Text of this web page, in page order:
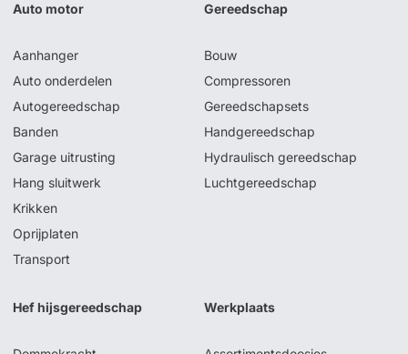
Auto motor
Aanhanger
Auto onderdelen
Autogereedschap
Banden
Garage uitrusting
Hang sluitwerk
Krikken
Oprijplaten
Transport
Gereedschap
Bouw
Compressoren
Gereedschapsets
Handgereedschap
Hydraulisch gereedschap
Luchtgereedschap
Hef hijsgereedschap Werkplaats